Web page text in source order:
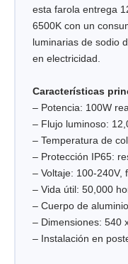
esta farola entrega
6500K con un
luminarias de sodio
en electricidad.
Características
– Potencia: 100W
– Flujo luminoso:
– Temperatura de
– Protección IP65:
– Voltaje: 100-240V,
– Vida útil: 50,000
– Cuerpo de
– Dimensiones: 540
– Instalación en